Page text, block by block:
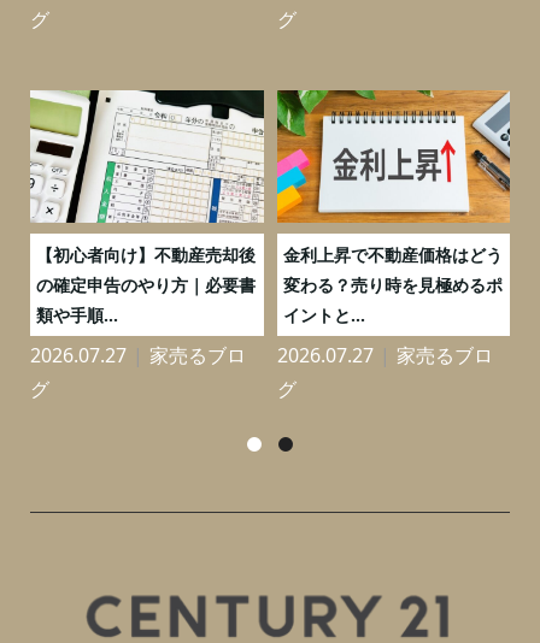
グ
グ
【初心者向け】不動産売却後
の確定申告のやり方｜必要書
類や手順...
2026.07.27
家売るブロ
グ
金利上昇で不動産価格はどう
変わる？売り時を見極めるポ
イントと...
2026.07.27
家売るブロ
グ